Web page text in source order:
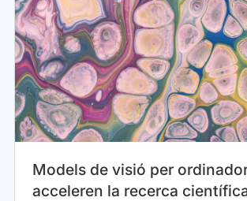
Models de visió per
acceleren la recerca